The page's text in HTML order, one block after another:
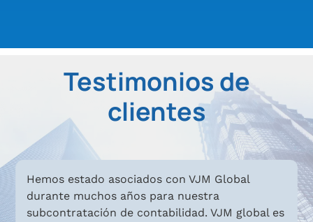
Testimonios de
clientes
estado asociados con VJM Global
muchos años para nuestra
de contabilidad. VJM global es
Somos
una
a VJM